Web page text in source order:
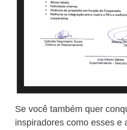
Se você também quer
inspiradores como esses e